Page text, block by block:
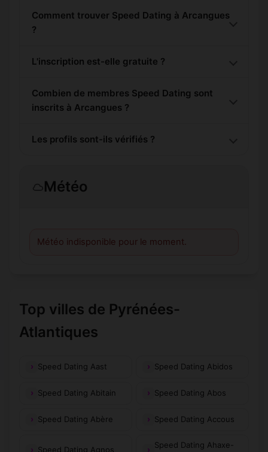
Comment trouver Speed Dating à Arcangues
?
L'inscription est-elle gratuite ?
Combien de membres Speed Dating sont
inscrits à Arcangues ?
Les profils sont-ils vérifiés ?
Météo
Météo indisponible pour le moment.
Top villes de Pyrénées-
Atlantiques
Speed Dating Aast Speed Dating Abidos
Speed Dating Abitain Speed Dating Abos
Speed Dating Abère Speed Dating Accous
Speed Dating Agnos
Speed Dating Ahaxe-